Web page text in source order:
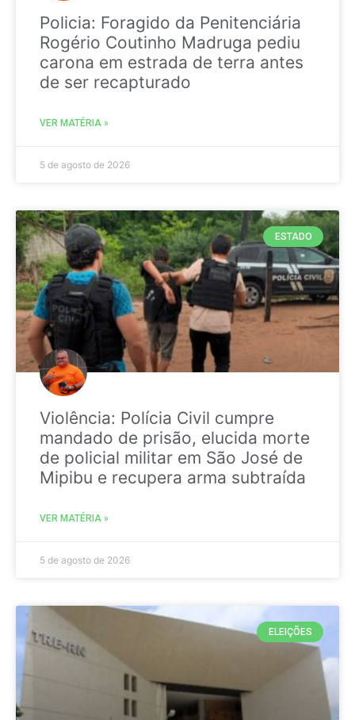
Policia: Foragido da Penitenciária
Rogério Coutinho Madruga pediu
carona em estrada de terra antes
de ser recapturado
VER MATÉRIA »
5 de agosto de 2026
ESTADO
Violência: Polícia Civil cumpre
mandado de prisão, elucida morte
de policial militar em São José de
Mipibu e recupera arma subtraída
VER MATÉRIA »
5 de agosto de 2026
ELEIÇÕES